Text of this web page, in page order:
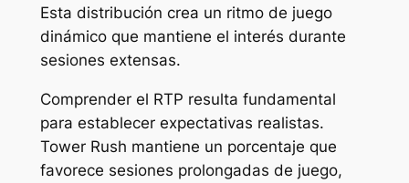
Esta distribución crea un ritmo de juego
dinámico que mantiene el interés durante
sesiones extensas.
Comprender el RTP resulta fundamental
para establecer expectativas realistas.
Tower Rush mantiene un porcentaje que
favorece sesiones prolongadas de juego,